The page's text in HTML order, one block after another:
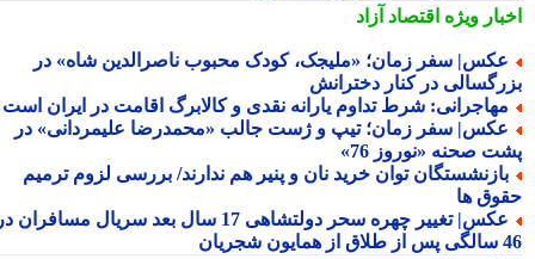
ویژهاقتصاد آزاد
سفر زمان؛ «ملیجک، کودک محبوب ناصرالدین شاه» در
در کنار دخترانش
شرط تداوم یارانه نقدی و کالابرگ اقامت در ایران است
سفر زمان؛ تیپ و ژست جالب «محمدرضا علیمردانی» در
صحنه «نوروز 76»
توان خرید نان و پنیر هم ندارند/ بررسی لزوم ترمیم
ها
عکس| تغییر چهره سحر دولتشاهی 17 سال بعد سریال مسافران در